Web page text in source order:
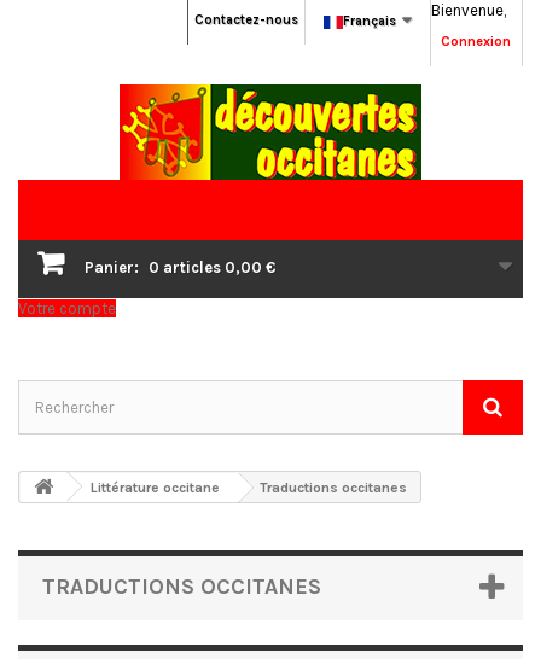
Bienvenue,
Connexion
Français
Contactez-nous
Panier: 0 articles 0,00 €
Votre compte
Littérature occitane Traductions occitanes
TRADUCTIONS OCCITANES